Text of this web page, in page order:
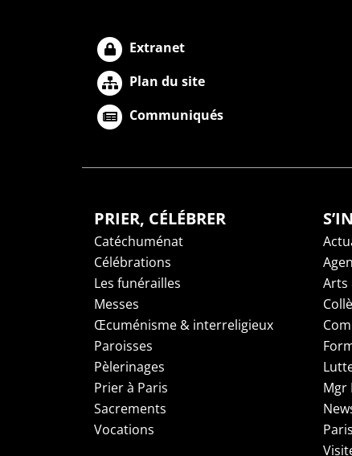
Extranet
Plan du site
Communiqués
PRIER, CÉLÉBRER
Catéchuménat
Célébrations
Les funérailles
Messes
Œcuménisme & interreligieux
Paroisses
Pèlerinages
Prier à Paris
Sacrements
Vocations
Arts
Mgr